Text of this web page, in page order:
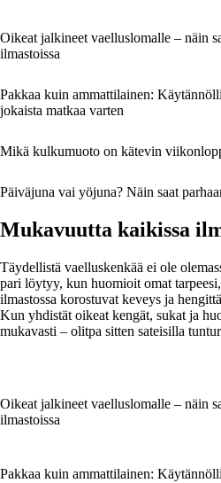
Oikeat jalkineet vaelluslomalle – näin
ilmastoissa
Pakkaa kuin ammattilainen:
jokaista matkaa varten
Mikä kulkumuoto on kätevin
Päiväjuna vai yöjuna? Näin saat
Mukavuutta kaikissa
Täydellistä vaelluskenkää ei ole
pari löytyy, kun huomioit omat
ilmastossa korostuvat keveys ja
Kun yhdistät oikeat kengät, sukat ja
mukavasti – olitpa sitten sateisilla
Oikeat jalkineet vaelluslomalle – näin
ilmastoissa
Pakkaa kuin ammattilainen: